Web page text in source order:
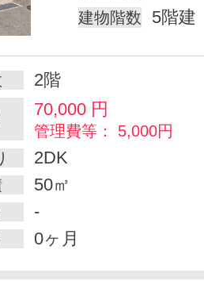
建物階数 5階建
2階
70,000 円
管理費等： 5,000円
2DK
50㎡
-
0ヶ月